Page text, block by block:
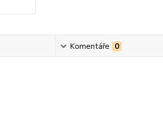
Komentáře 0